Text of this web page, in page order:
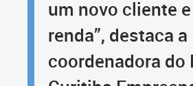
um novo cliente
renda”, destaca a
coordenadora do